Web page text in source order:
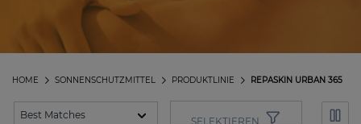
REPASKIN URBAN 365
PRODUKTLINIE
SONNENSCHUTZMITTEL
HOME
SELEKTIEREN